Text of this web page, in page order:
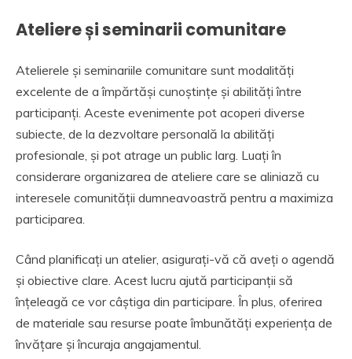
Ateliere și seminarii comunitare
Atelierele și seminariile comunitare sunt modalități
excelente de a împărtăși cunoștințe și abilități între
participanți. Aceste evenimente pot acoperi diverse
subiecte, de la dezvoltare personală la abilități
profesionale, și pot atrage un public larg. Luați în
considerare organizarea de ateliere care se aliniază cu
interesele comunității dumneavoastră pentru a maximiza
participarea.
Când planificați un atelier, asigurați-vă că aveți o agendă
și obiective clare. Acest lucru ajută participanții să
înțeleagă ce vor câștiga din participare. În plus, oferirea
de materiale sau resurse poate îmbunătăți experiența de
învățare și încuraja angajamentul.